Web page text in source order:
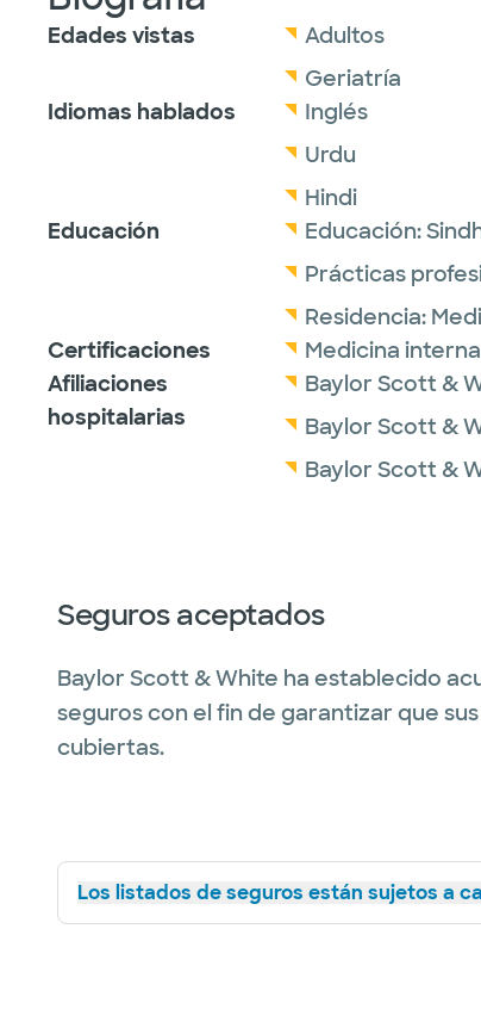
Edades vistas
Adultos
Geriatría
Idiomas hablados
Inglés
Urdu
Hindi
Educación
Educación:
Prácticas
Residencia:
Certificaciones
Medicina
Afiliaciones
hospitalarias
Baylor Scott &
Baylor Scott &
Baylor Scott &
Seguros aceptados
Baylor Scott & White ha establecido
seguros con el fin de garantizar que
cubiertas.
Los listados de seguros están sujetos a